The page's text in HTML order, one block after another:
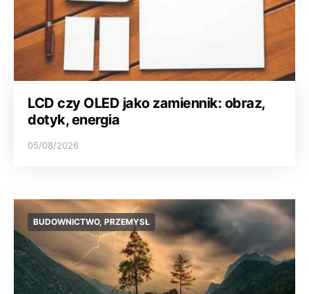
LCD czy OLED jako zamiennik: obraz,
dotyk, energia
05/08/2026
BUDOWNICTWO, PRZEMYSŁ